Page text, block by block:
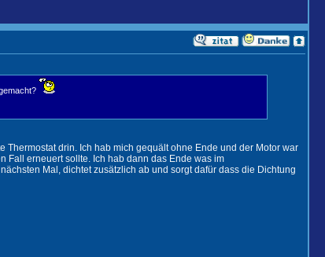
drin. Ich hab mich gequält ohne Ende und der Motor war
Fall erneuert sollte. Ich hab dann das Ende was im
Mal, dichtet zusätzlich ab und sorgt dafür dass die Dichtung